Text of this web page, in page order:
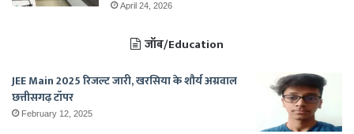
April 24, 2026
जॉब/Education
JEE Main 2025 रिजल्ट जारी, खरसिया के शौर्य अग्रवाल
छत्तीसगढ़ टॉपर
February 12, 2025